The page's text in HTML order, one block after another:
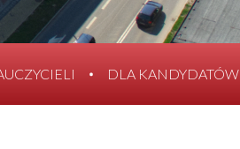
DLA KANDYDATÓW